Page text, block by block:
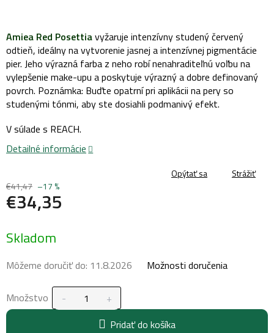
€41,47 –17 %
€34,35
cena:
Skladom
Môžeme doručiť do: 11.8.2026 Možnosti doručenia
Množstvo
Pridať do košíka
Amiea Red Posettiavyžaruje intenzívny studený červený
odtieň, ideálny na vytvorenie jasnej a intenzívnej pigmentácie
pier. Jeho výrazná farba z neho robí nenahraditeľnú voľbu na
vylepšenie make-upu a poskytuje výrazný a dobre definovaný
povrch. Poznámka: Buďte opatrní pri aplikácii na pery so
studenými tónmi, aby ste dosiahli podmanivý efekt.
V súlade s REACH.
Detailné informácie
Opýtať sa Strážiť